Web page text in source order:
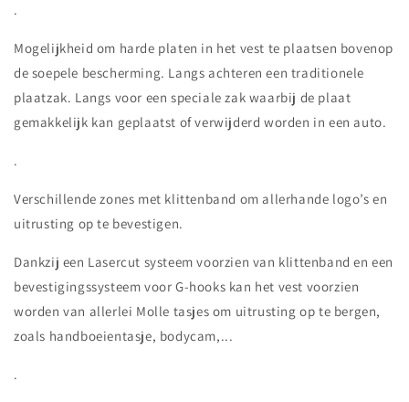
.
Mogelijkheid om harde platen in het vest te plaatsen bovenop
de soepele bescherming. Langs achteren een traditionele
plaatzak. Langs voor een speciale zak waarbij de plaat
gemakkelijk kan geplaatst of verwijderd worden in een auto.
.
Verschillende zones met klittenband om allerhande logo’s en
uitrusting op te bevestigen.
Dankzij een Lasercut systeem voorzien van klittenband en een
bevestigingssysteem voor G-hooks kan het vest voorzien
worden van allerlei Molle tasjes om uitrusting op te bergen,
zoals handboeientasje, bodycam,...
.